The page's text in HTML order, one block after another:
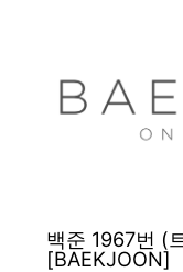
백준 1967번 (
[BAEKJOON]